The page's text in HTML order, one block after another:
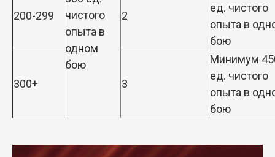
чистого
опыта в
одном
бою
200-299 2
ед. чистого
опыта в
бою
300+ 3
Минимум
ед. чистого
опыта в
бою